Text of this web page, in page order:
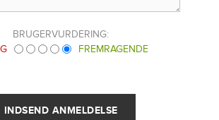
BRUGERVURDERING:
FREMRAGENDE